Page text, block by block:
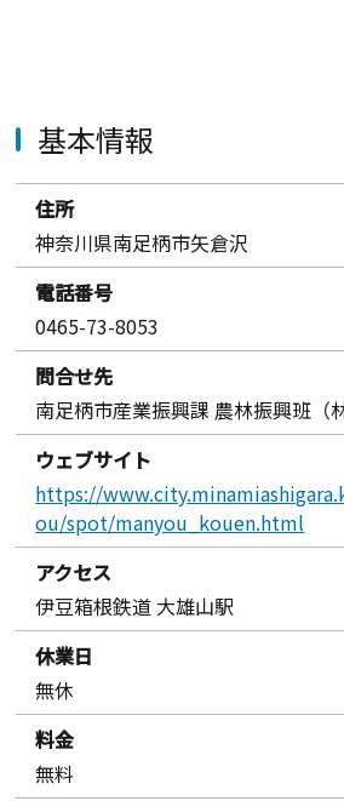
基本情報
住所
神奈川県南足柄市矢倉沢
電話番号
0465-73-8053
問合せ先
南足柄市産業振興課 農林振興班（林
ウェブサイト
https://
ou/spot/manyou_kouen.html
アクセス
伊豆箱根鉄道 大雄山駅
休業日
無休
料金
無料